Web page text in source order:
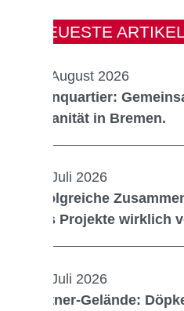
NEUESTE ARTIKEL
05. August 2026
Kornquartier:
Urbanität in Bremen.
21. Juli 2026
Erfolgreiche
Was Projekte wirklich
14. Juli 2026
Kistner-Gelände: